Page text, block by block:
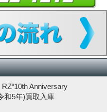
Anniversary
和5年)買取入庫